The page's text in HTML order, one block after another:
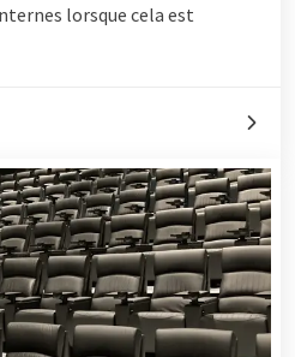
lorsque cela est